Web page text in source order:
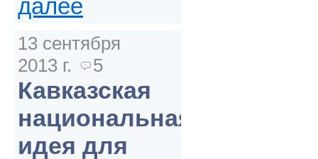
далее
13 сентября
2013 г.
5
Кавказская
национальная
идея для